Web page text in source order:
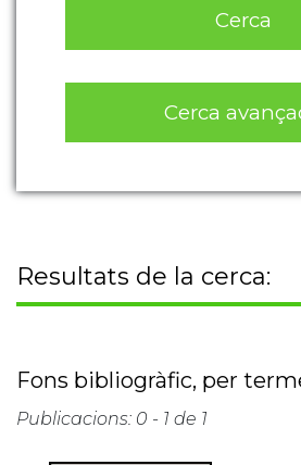
Cerca
Cerca
Resultats de la cerca:
Fons bibliogràfic, per
Publicacions: 0 - 1 de 1